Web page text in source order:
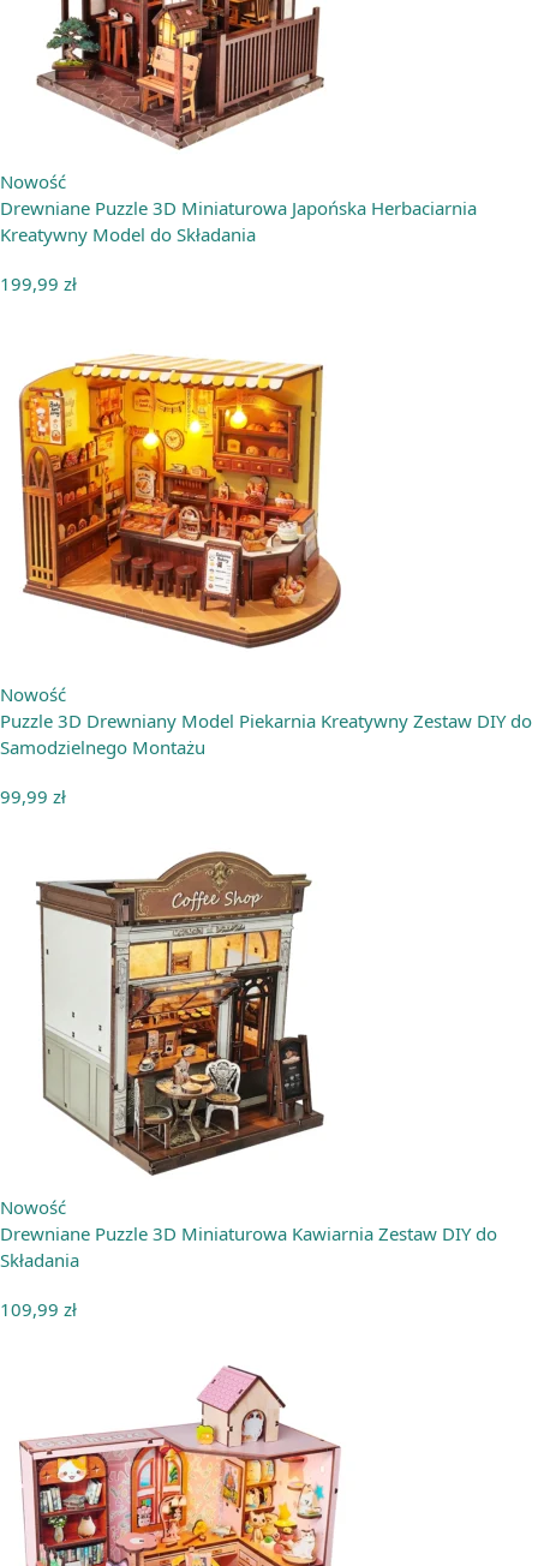
Nowość
Drewniane Puzzle 3D Miniaturowa Japońska Herbaciarnia
Kreatywny Model do Składania
199,99 zł
Nowość
Puzzle 3D Drewniany Model Piekarnia Kreatywny Zestaw DIY do
Samodzielnego Montażu
99,99 zł
Nowość
Drewniane Puzzle 3D Miniaturowa Kawiarnia Zestaw DIY do
Składania
109,99 zł